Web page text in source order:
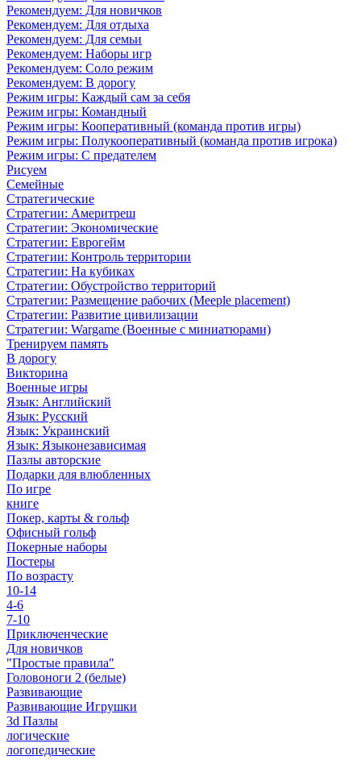
Рекомендуем: Для новичков
Рекомендуем: Для отдыха
Рекомендуем: Для семьи
Рекомендуем: Наборы игр
Рекомендуем: Соло режим
Рекомендуем: В дорогу
Режим игры: Каждый сам за себя
Режим игры: Командный
Режим игры: Кооперативный (команда против игры)
Режим игры: Полукооперативный (команда против игрока)
Режим игры: С предателем
Рисуем
Семейные
Стратегические
Стратегии: Америтреш
Стратегии: Экономические
Стратегии: Еврогейм
Стратегии: Контроль территории
Стратегии: На кубиках
Стратегии: Обустройство территорий
Стратегии: Размещение рабочих (Meeple placement)
Стратегии: Развитие цивилизации
Стратегии: Wargame (Военные с миниатюрами)
Тренируем память
В дорогу
Викторина
Военные игры
Язык: Английский
Язык: Русский
Язык: Украинский
Язык: Языконезависимая
Пазлы авторские
Подарки для влюбленных
По игре
книге
Покер, карты & гольф
Офисный гольф
Покерные наборы
Постеры
По возрасту
10-14
4-6
7-10
Приключенческие
Для новичков
"Простые правила"
Головоноги 2 (белые)
Развивающие
Развивающие Игрушки
3d Пазлы
логические
логопедические